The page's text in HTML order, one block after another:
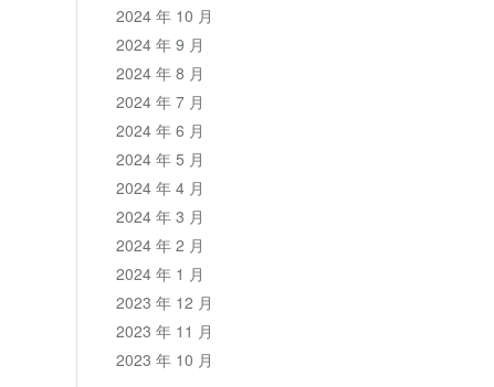
2024 年 10 月
2024 年 9 月
2024 年 8 月
2024 年 7 月
2024 年 6 月
2024 年 5 月
2024 年 4 月
2024 年 3 月
2024 年 2 月
2024 年 1 月
2023 年 12 月
2023 年 11 月
2023 年 10 月